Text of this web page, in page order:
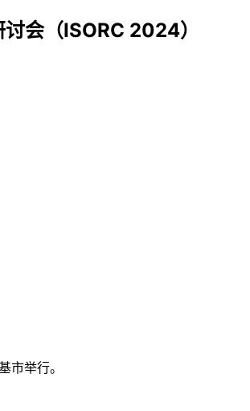
会（ISORC 2024）
举行。